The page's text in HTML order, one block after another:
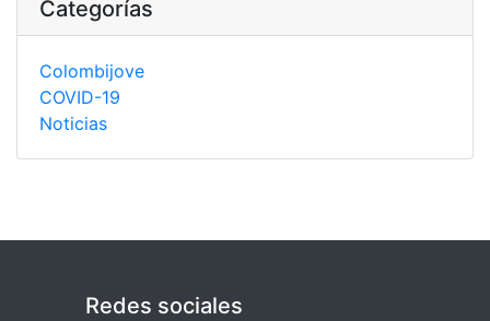
Categorías
Colombijove
COVID-19
Noticias
Redes sociales